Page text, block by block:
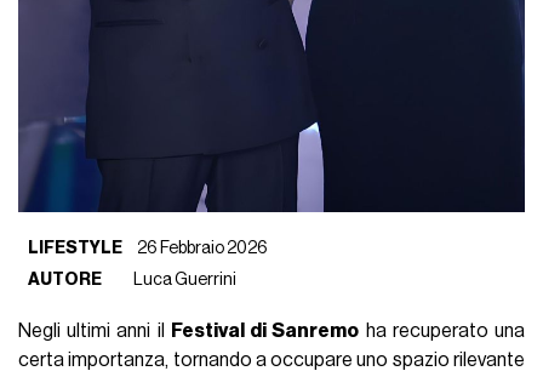
LIFESTYLE
26 Febbraio 2026
AUTORE
Luca Guerrini
Negli ultimi anni il Festival di Sanremo ha recuperato una
certa importanza, tornando a occupare uno spazio rilevante